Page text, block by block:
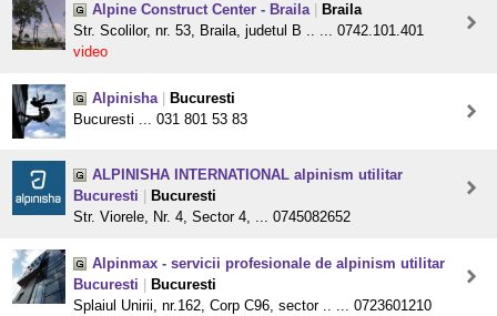
Alpine Construct Center - Braila
Braila
Str. Scolilor, nr. 53, Braila, judetul B .. ... 0742.101.401
video
Alpinisha
Bucuresti
Bucuresti ... 031 801 53 83
ALPINISHA INTERNATIONAL alpinism utilitar
Bucuresti
Bucuresti
Str. Viorele, Nr. 4, Sector 4, ... 0745082652
Alpinmax - servicii profesionale de alpinism utilitar
Bucuresti
Bucuresti
Splaiul Unirii, nr.162, Corp C96, sector .. ... 0723601210